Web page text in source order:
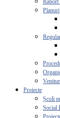
Raport
Planuri
Proiecte
Școli
Social